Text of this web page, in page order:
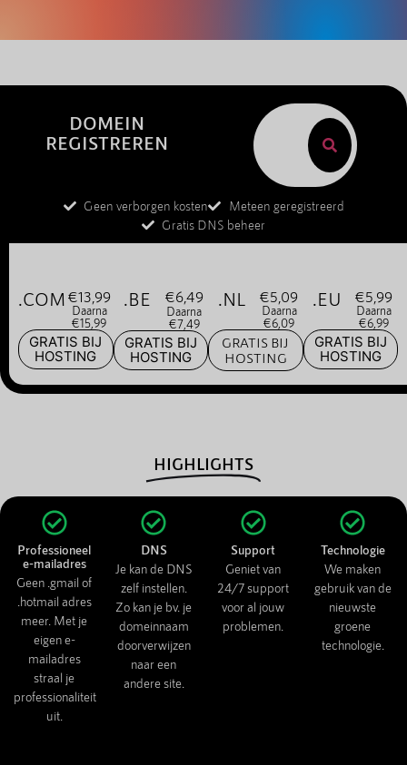
DOMEIN
REGISTREREN
Geen verborgen kosten
Meteen geregistreerd
Gratis DNS beheer
.COM €13,99
Daarna
€15,99
GRATIS BIJ
HOSTING
.BE €6,49
Daarna
€7,49
GRATIS BIJ
HOSTING
.NL €5,09
Daarna
€6,09
GRATIS BIJ
HOSTING
.EU €5,99
Daarna
€6,99
GRATIS BIJ
HOSTING
Professioneel
e-mailadres
Geen .gmail of
.hotmail adres
meer. Met je
eigen e-
mailadres
straal je
professionaliteit
uit.
DNS
Je kan de DNS
zelf instellen.
Zo kan je bv. je
domeinnaam
doorverwijzen
naar een
andere site.
Support
Geniet van
24/7 support
voor al jouw
problemen.
Technologie
We maken
gebruik van de
nieuwste
groene
technologie.
HIGHLIGHTS